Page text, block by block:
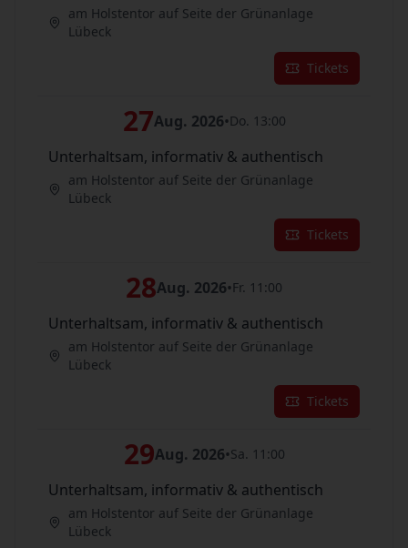
am Holstentor auf Seite der Grünanlage
Lübeck
Tickets
27Aug. 2026•Do. 13:00
Unterhaltsam, informativ & authentisch
am Holstentor auf Seite der Grünanlage
Lübeck
Tickets
28Aug. 2026•Fr. 11:00
Unterhaltsam, informativ & authentisch
am Holstentor auf Seite der Grünanlage
Lübeck
Tickets
29Aug. 2026•Sa. 11:00
Unterhaltsam, informativ & authentisch
am Holstentor auf Seite der Grünanlage
Lübeck